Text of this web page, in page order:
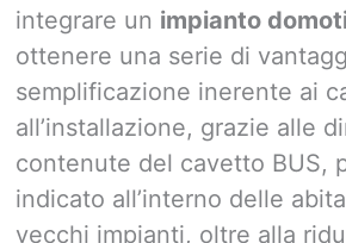
integrare un impianto
ottenere una serie di
semplificazione inerente ai
all’installazione, grazie alle
contenute del cavetto BUS,
indicato all’interno delle
vecchi impianti, oltre alla